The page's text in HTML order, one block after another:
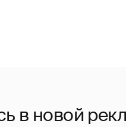
в новой